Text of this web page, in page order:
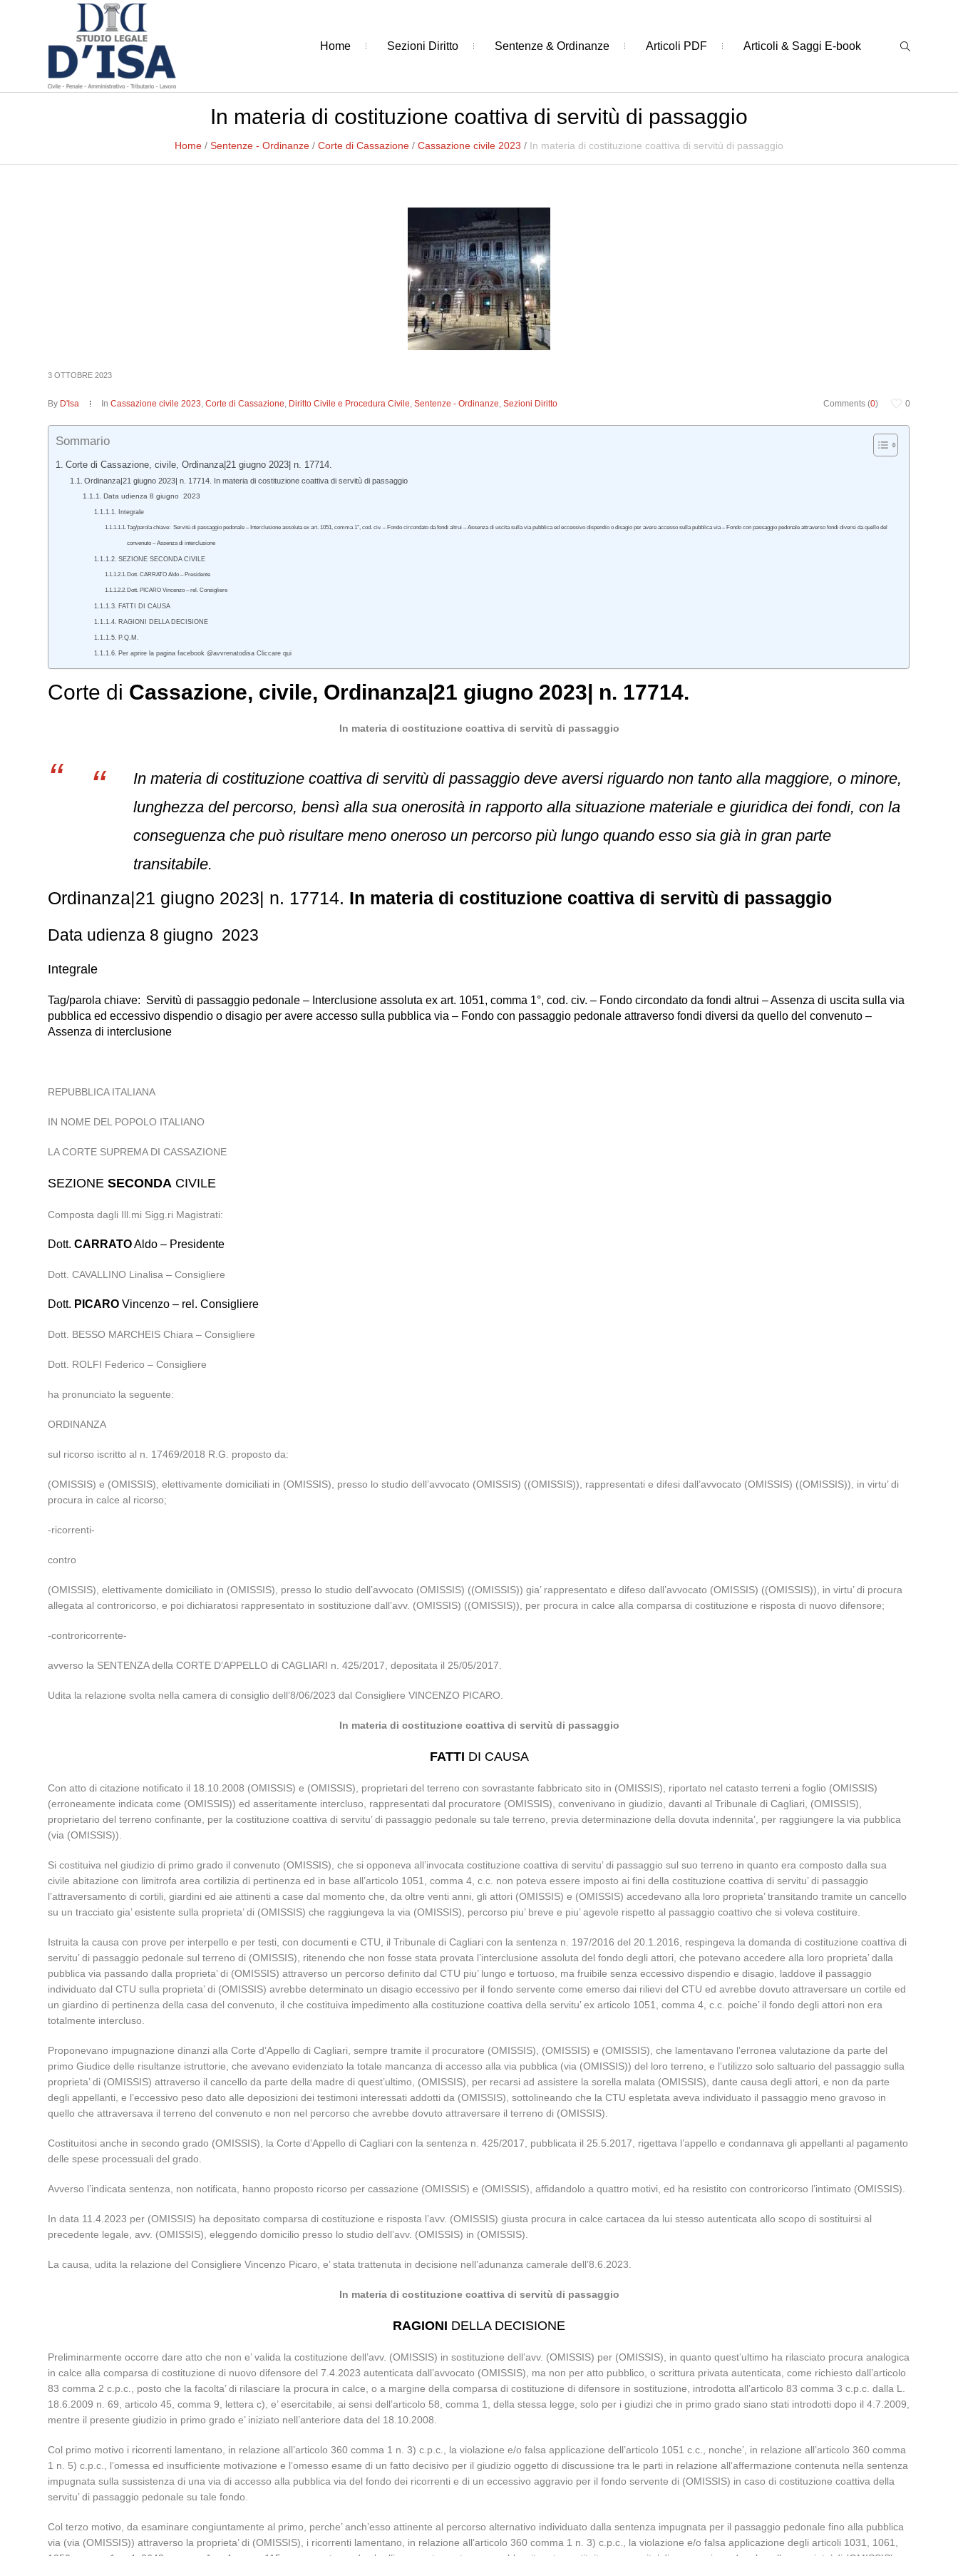
Home Sezioni Diritto Sentenze & Ordinanze Articoli PDF Articoli & Saggi E-book
In materia di costituzione coattiva di servitù di passaggio
Home / Sentenze - Ordinanze / Corte di Cassazione / Cassazione civile 2023 / In materia di costituzione coattiva di servitù di passaggio
3 OTTOBRE 2023
Comments (0) 0
By D'Isa InCassazione civile 2023,Corte di Cassazione, Diritto Civile e Procedura Civile,Sentenze - Ordinanze,Sezioni Diritto
Sommario
Corte di Cassazione, civile, Ordinanza|21 giugno 2023| n. 17714.
Ordinanza|21 giugno 2023| n. 17714. In materia di costituzione coattiva di servitù di passaggio
Data udienza 8 giugno 2023
Integrale
Tag/parola chiave: Servitù di passaggio pedonale – Interclusione assoluta ex art. 1051, comma 1°, cod. civ. – Fondo circondato da fondi altrui – Assenza di uscita sulla via pubblica ed eccessivo dispendio o disagio per avere accesso sulla pubblica via – Fondo con passaggio pedonale attraverso fondi diversi da quello del
convenuto – Assenza di interclusione
SEZIONE SECONDA CIVILE
Dott. CARRATO Aldo – Presidente
Dott. PICARO Vincenzo – rel. Consigliere
FATTI DI CAUSA
RAGIONI DELLA DECISIONE
P.Q.M.
Per aprire la pagina facebook @avvrenatodisa Cliccare qui
Corte di Cassazione, civile, Ordinanza|21 giugno 2023| n. 17714.
In materia di costituzione coattiva di servitù di passaggio
In materia di costituzione coattiva di servitù di passaggio deve aversi riguardo non tanto alla maggiore, o minore,
lunghezza del percorso, bensì alla sua onerosità in rapporto alla situazione materiale e giuridica dei fondi, con la
conseguenza che può risultare meno oneroso un percorso più lungo quando esso sia già in gran parte
transitabile.
Ordinanza|21 giugno 2023| n. 17714. In materia di costituzione coattiva di servitù di passaggio
Data udienza 8 giugno 2023
Integrale
Tag/parola chiave: Servitù di passaggio pedonale – Interclusione assoluta ex art. 1051, comma 1°, cod. civ. – Fondo circondato da fondi altrui – Assenza di uscita sulla via
pubblica ed eccessivo dispendio o disagio per avere accesso sulla pubblica via – Fondo con passaggio pedonale attraverso fondi diversi da quello del convenuto –
Assenza di interclusione
REPUBBLICA ITALIANA
IN NOME DEL POPOLO ITALIANO
LA CORTE SUPREMA DI CASSAZIONE
SEZIONESECONDA CIVILE
Composta dagli Ill.mi Sigg.ri Magistrati:
Dott.CARRATOAldo – Presidente
Dott. CAVALLINO Linalisa – Consigliere
Dott. PICARO Vincenzo – rel. Consigliere
Dott. BESSO MARCHEIS Chiara – Consigliere
Dott. ROLFI Federico – Consigliere
ha pronunciato la seguente:
ORDINANZA
sul ricorso iscritto al n. 17469/2018 R.G. proposto da:
(OMISSIS) e (OMISSIS), elettivamente domiciliati in (OMISSIS), presso lo studio dell’avvocato (OMISSIS) ((OMISSIS)), rappresentati e difesi dall’avvocato (OMISSIS) ((OMISSIS)), in virtu’ di
procura in calce al ricorso;
-ricorrenti-
contro
(OMISSIS), elettivamente domiciliato in (OMISSIS), presso lo studio dell’avvocato (OMISSIS) ((OMISSIS)) gia’ rappresentato e difeso dall’avvocato (OMISSIS) ((OMISSIS)), in virtu’ di procura
allegata al controricorso, e poi dichiaratosi rappresentato in sostituzione dall’avv. (OMISSIS) ((OMISSIS)), per procura in calce alla comparsa di costituzione e risposta di nuovo difensore;
-controricorrente-
avverso la SENTENZA della CORTE D’APPELLO di CAGLIARI n. 425/2017, depositata il 25/05/2017.
Udita la relazione svolta nella camera di consiglio dell’8/06/2023 dal Consigliere VINCENZO PICARO.
In materia di costituzione coattiva di servitù di passaggio
FATTI DI CAUSA
Con atto di citazione notificato il 18.10.2008 (OMISSIS) e (OMISSIS), proprietari del terreno con sovrastante fabbricato sito in (OMISSIS), riportato nel catasto terreni a foglio (OMISSIS)
(erroneamente indicata come (OMISSIS)) ed asseritamente intercluso, rappresentati dal procuratore (OMISSIS), convenivano in giudizio, davanti al Tribunale di Cagliari, (OMISSIS),
proprietario del terreno confinante, per la costituzione coattiva di servitu’ di passaggio pedonale su tale terreno, previa determinazione della dovuta indennita’, per raggiungere la via pubblica
(via (OMISSIS)).
Si costituiva nel giudizio di primo grado il convenuto (OMISSIS), che si opponeva all’invocata costituzione coattiva di servitu’ di passaggio sul suo terreno in quanto era composto dalla sua
civile abitazione con limitrofa area cortilizia di pertinenza ed in base all’articolo 1051, comma 4, c.c. non poteva essere imposto ai fini della costituzione coattiva di servitu’ di passaggio
l’attraversamento di cortili, giardini ed aie attinenti a case dal momento che, da oltre venti anni, gli attori (OMISSIS) e (OMISSIS) accedevano alla loro proprieta’ transitando tramite un cancello
su un tracciato gia’ esistente sulla proprieta’ di (OMISSIS) che raggiungeva la via (OMISSIS), percorso piu’ breve e piu’ agevole rispetto al passaggio coattivo che si voleva costituire.
Istruita la causa con prove per interpello e per testi, con documenti e CTU, il Tribunale di Cagliari con la sentenza n. 197/2016 del 20.1.2016, respingeva la domanda di costituzione coattiva di
servitu’ di passaggio pedonale sul terreno di (OMISSIS), ritenendo che non fosse stata provata l’interclusione assoluta del fondo degli attori, che potevano accedere alla loro proprieta’ dalla
pubblica via passando dalla proprieta’ di (OMISSIS) attraverso un percorso definito dal CTU piu’ lungo e tortuoso, ma fruibile senza eccessivo dispendio e disagio, laddove il passaggio
individuato dal CTU sulla proprieta’ di (OMISSIS) avrebbe determinato un disagio eccessivo per il fondo servente come emerso dai rilievi del CTU ed avrebbe dovuto attraversare un cortile ed
un giardino di pertinenza della casa del convenuto, il che costituiva impedimento alla costituzione coattiva della servitu’ ex articolo 1051, comma 4, c.c. poiche’ il fondo degli attori non era
totalmente intercluso.
Proponevano impugnazione dinanzi alla Corte d’Appello di Cagliari, sempre tramite il procuratore (OMISSIS), (OMISSIS) e (OMISSIS), che lamentavano l’erronea valutazione da parte del
primo Giudice delle risultanze istruttorie, che avevano evidenziato la totale mancanza di accesso alla via pubblica (via (OMISSIS)) del loro terreno, e l’utilizzo solo saltuario del passaggio sulla
proprieta’ di (OMISSIS) attraverso il cancello da parte della madre di quest’ultimo, (OMISSIS), per recarsi ad assistere la sorella malata (OMISSIS), dante causa degli attori, e non da parte
degli appellanti, e l’eccessivo peso dato alle deposizioni dei testimoni interessati addotti da (OMISSIS), sottolineando che la CTU espletata aveva individuato il passaggio meno gravoso in
quello che attraversava il terreno del convenuto e non nel percorso che avrebbe dovuto attraversare il terreno di (OMISSIS).
Costituitosi anche in secondo grado (OMISSIS), la Corte d’Appello di Cagliari con la sentenza n. 425/2017, pubblicata il 25.5.2017, rigettava l’appello e condannava gli appellanti al pagamento
delle spese processuali del grado.
Avverso l’indicata sentenza, non notificata, hanno proposto ricorso per cassazione (OMISSIS) e (OMISSIS), affidandolo a quattro motivi, ed ha resistito con controricorso l’intimato (OMISSIS).
In data 11.4.2023 per (OMISSIS) ha depositato comparsa di costituzione e risposta l’avv. (OMISSIS) giusta procura in calce cartacea da lui stesso autenticata allo scopo di sostituirsi al
precedente legale, avv. (OMISSIS), eleggendo domicilio presso lo studio dell’avv. (OMISSIS) in (OMISSIS).
La causa, udita la relazione del Consigliere Vincenzo Picaro, e’ stata trattenuta in decisione nell’adunanza camerale dell’8.6.2023.
In materia di costituzione coattiva di servitù di passaggio
RAGIONI DELLA DECISIONE
Preliminarmente occorre dare atto che non e’ valida la costituzione dell’avv. (OMISSIS) in sostituzione dell’avv. (OMISSIS) per (OMISSIS), in quanto quest’ultimo ha rilasciato procura analogica
in calce alla comparsa di costituzione di nuovo difensore del 7.4.2023 autenticata dall’avvocato (OMISSIS), ma non per atto pubblico, o scrittura privata autenticata, come richiesto dall’articolo
83 comma 2 c.p.c., posto che la facolta’ di rilasciare la procura in calce, o a margine della comparsa di costituzione di difensore in sostituzione, introdotta all’articolo 83 comma 3 c.p.c. dalla L.
18.6.2009 n. 69, articolo 45, comma 9, lettera c), e’ esercitabile, ai sensi dell’articolo 58, comma 1, della stessa legge, solo per i giudizi che in primo grado siano stati introdotti dopo il 4.7.2009,
mentre il presente giudizio in primo grado e’ iniziato nell’anteriore data del 18.10.2008.
Col primo motivo i ricorrenti lamentano, in relazione all’articolo 360 comma 1 n. 3) c.p.c., la violazione e/o falsa applicazione dell’articolo 1051 c.c., nonche’, in relazione all’articolo 360 comma
1 n. 5) c.p.c., l’omessa ed insufficiente motivazione e l’omesso esame di un fatto decisivo per il giudizio oggetto di discussione tra le parti in relazione all’affermazione contenuta nella sentenza
impugnata sulla sussistenza di una via di accesso alla pubblica via del fondo dei ricorrenti e di un eccessivo aggravio per il fondo servente di (OMISSIS) in caso di costituzione coattiva della
servitu’ di passaggio pedonale su tale fondo.
Col terzo motivo, da esaminare congiuntamente al primo, perche’ anch’esso attinente al percorso alternativo individuato dalla sentenza impugnata per il passaggio pedonale fino alla pubblica
via (via (OMISSIS)) attraverso la proprieta’ di (OMISSIS), i ricorrenti lamentano, in relazione all’articolo 360 comma 1 n. 3) c.p.c., la violazione e/o falsa applicazione degli articoli 1031, 1061,